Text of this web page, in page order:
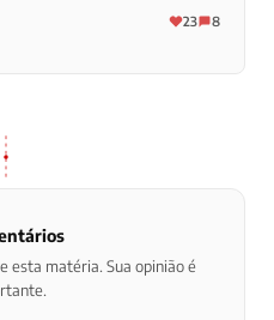
23 8
esta matéria. Sua opinião é